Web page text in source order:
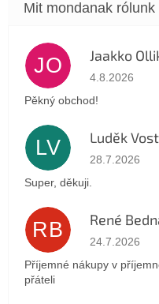
JO Jaakko
Az áruház
4.8.2026
Pěkný obchod!
LV Luděk
Az áruház
28.7.2026
Super, děkuji.
RB René
Az áruház
24.7.2026
Příjemné nákupy v
přáteli